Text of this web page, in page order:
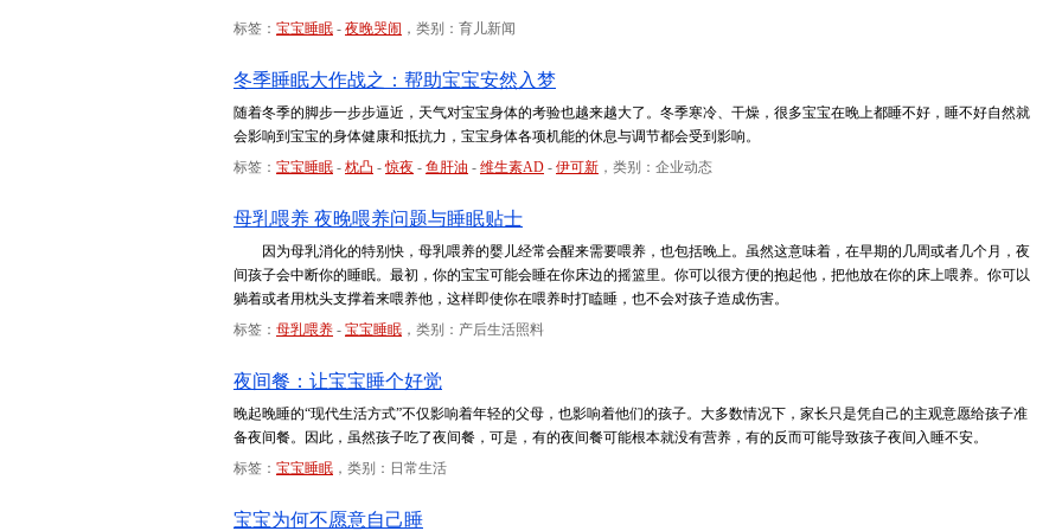
标签： 宝宝睡眠 - 夜晚哭闹 ，类别：育儿新闻
冬季睡眠大作战之：帮助宝宝安然入梦
随着冬季的脚步一步步逼近，天气对宝宝身体的考验也越来越大了。冬季寒冷、干燥，很多宝宝在晚上都睡不好，睡不好自然就
会影响到宝宝的身体健康和抵抗力，宝宝身体各项机能的休息与调节都会受到影响。
标签： 宝宝睡眠 - 枕凸 -惊夜 - 鱼肝油 - 维生素AD - 伊可新 ，类别：企业动态
母乳喂养 夜晚喂养问题与睡眠贴士
因为母乳消化的特别快，母乳喂养的婴儿经常会醒来需要喂养，也包括晚上。虽然这意味着，在早期的几周或者几个月，夜
间孩子会中断你的睡眠。最初，你的宝宝可能会睡在你床边的摇篮里。你可以很方便的抱起他，把他放在你的床上喂养。你可以
躺着或者用枕头支撑着来喂养他，这样即使你在喂养时打瞌睡，也不会对孩子造成伤害。
标签： 母乳喂养 - 宝宝睡眠 ，类别：产后生活照料
夜间餐：让宝宝睡个好觉
晚起晚睡的“现代生活方式”不仅影响着年轻的父母，也影响着他们的孩子。大多数情况下，家长只是凭自己的主观意愿给孩子准
备夜间餐。因此，虽然孩子吃了夜间餐，可是，有的夜间餐可能根本就没有营养，有的反而可能导致孩子夜间入睡不安。
标签： 宝宝睡眠 ，类别：日常生活
宝宝为何不愿意自己睡